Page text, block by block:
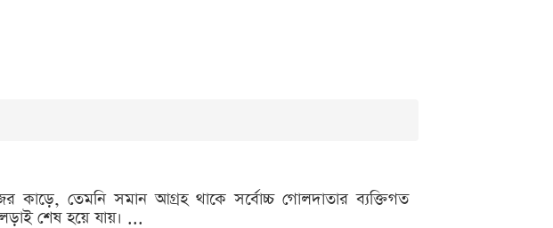
কাড়ে, তেমনি সমান আগ্রহ থাকে সর্বোচ্চ গোলদাতার ব্যক্তিগত
শেষ হয়ে যায়। ...